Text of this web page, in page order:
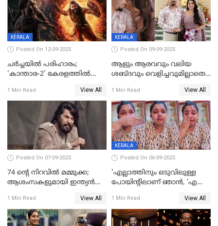
ലക്ഷ്മി
KERALA
Posted On 12-09-2025
ചർച്ചയിൽ പരിഹാരം;
'കാന്താര-2' കേരളത്തിൽ
ഫിയോക്ക്
1 Min Read View All
KERALA
Posted On 09-09-2025
ആളും ആരവവും വലിയ
ശബ്ദവും വെളിച്ചവുമില്ലാതെ
വിവാഹിതയായെന്ന്‌ നടി ​
ഗ്രേസ് ആന്റണി
1 Min Read View All
Posted On 07-09-2025
74 ന്റെ നിറവിൽ മമ്മുക്ക;
ആശംസകളുമായി ഇന്ത്യൻ
1 Min Read View All
KERALA
Posted On 06-09-2025
'എല്ലാത്തിനും ഒടുവിലുള്ള
പോയിന്റിലാണ് ഞാൻ, ‘എന്‍റെ
സ്നേഹിച്ചയാള്‍ തന്നെ
വഞ്ചിച്ചുപോയി’, ലൈവ്
വിഡിയോയിൽ
1 Min Read View All